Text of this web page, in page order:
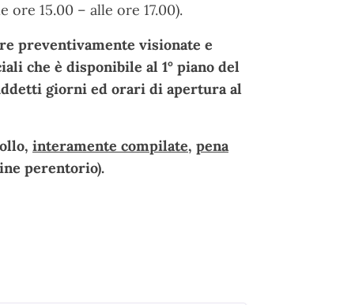
ore 15.00 – alle ore 17.00).
preventivamente visionate e
che è disponibile al 1° piano del
giorni ed orari di apertura al
interamente compilate, pena
perentorio).